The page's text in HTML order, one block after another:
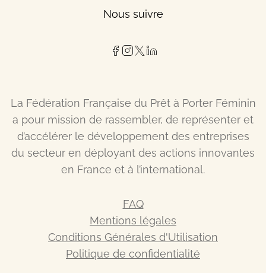
Nous suivre
La Fédération Française du Prêt à Porter Féminin
a pour mission de rassembler, de représenter et
d’accélérer le développement des entreprises
du secteur en déployant des actions innovantes
en France et à l’international.
FAQ
Mentions légales
Conditions Générales d'Utilisation
Politique de confidentialité